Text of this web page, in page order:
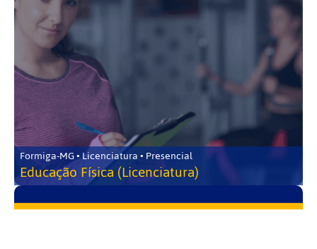
Formiga-MG • Licenciatura • Presencial
Educação Física (Licenciatura)